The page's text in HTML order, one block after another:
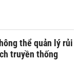
thể quản lý rủi
truyền thống